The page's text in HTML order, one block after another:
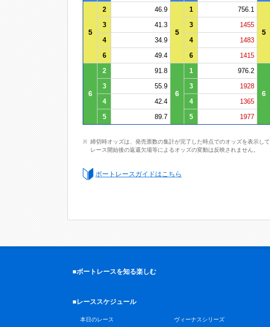
5
2 46.9
5
1 756.1
5
3
41.3 3 1455
4
34.9 4 1483
6
49.4 6 1415
6
2 91.8
6
1 976.2
6
3
55.9 3 1928
4
42.4 4 1365
5
89.7 5 1977
締切時オッズは、発売票数の集計が完了した時点でのオッズを表示して
レース開始後の返還欠場等によるオッズの変動は反映されません。
ボートレースガイドはこちら
■ボートレースを知る楽しむ
■レーススケジュール
本日のレース ヴィーナスシリーズ